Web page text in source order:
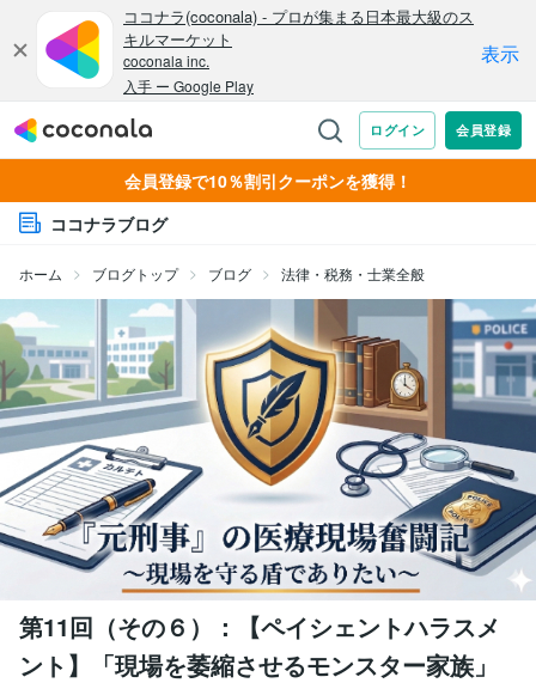
会員登録で10％割引クーポンを獲得！
ココナラブログ
ホーム ブログトップ ブログ 法律・税務・士業全般
第11回（その６）：【ペイシェントハラスメ
ント】「現場を萎縮させるモンスター家族」